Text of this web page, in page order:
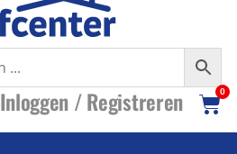
Inloggen /Registreren 0